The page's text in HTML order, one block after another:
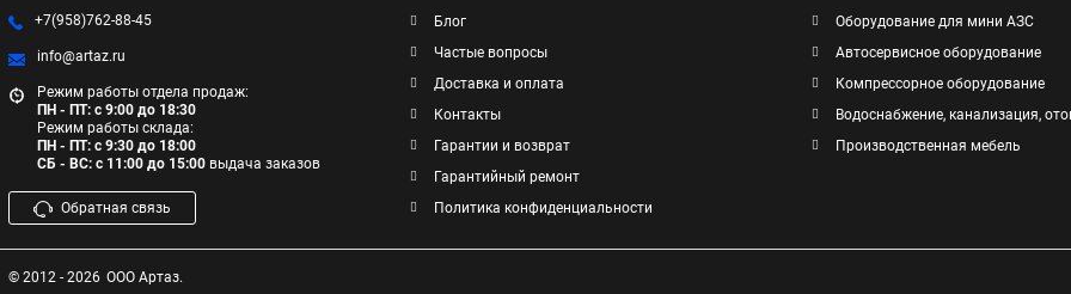
+7(958)762-88-45
info@artaz.ru
Режим работы отдела продаж:
ПН - ПТ: с 9:00 до 18:30
Режим работы склада:
ПН - ПТ: с 9:30 до 18:00
СБ - ВС: с 11:00 до 15:00 выдача заказов
Обратная связь
Блог
Частые вопросы
Доставка и оплата
Контакты
Гарантии и возврат
Гарантийный ремонт
Политика конфиденциальности
Оборудование для мини АЗС
Автосервисное оборудование
Компрессорное оборудование
Водоснабжение, канализация,
Производственная мебель
© 2012 - 2026 ООО Артаз.